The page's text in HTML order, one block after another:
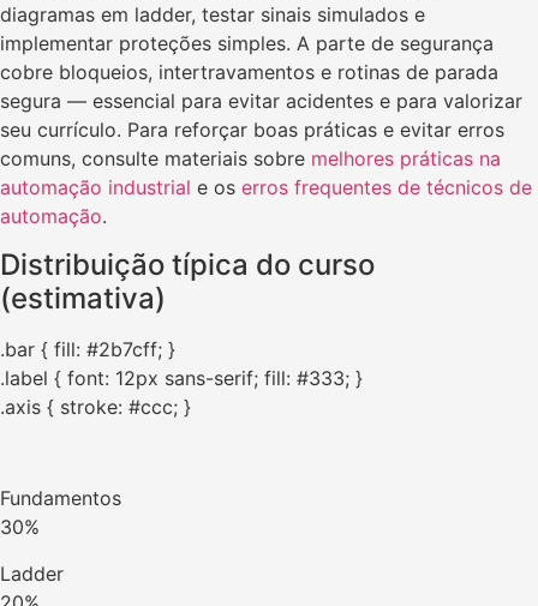
diagramas em ladder, testar sinais simulados e
implementar proteções simples. A parte de segurança
cobre bloqueios, intertravamentos e rotinas de parada
segura — essencial para evitar acidentes e para valorizar
seu currículo. Para reforçar boas práticas e evitar erros
comuns, consulte materiais sobre melhores práticas na
automação industrial e os erros frequentes de técnicos de
automação.
Distribuição típica do curso
(estimativa)
.bar { fill: #2b7cff; }
.label { font: 12px sans-serif; fill: #333; }
.axis { stroke: #ccc; }
Fundamentos
30%
Ladder